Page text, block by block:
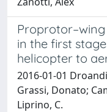
in the first
helicopter to
2016-01-01
Grassi, Donato;
Liprino, C.